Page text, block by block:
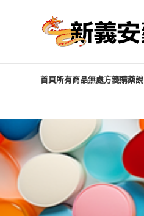
首頁所有商品無處方箋購藥